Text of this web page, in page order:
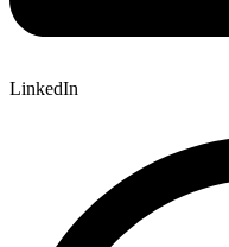
LinkedIn